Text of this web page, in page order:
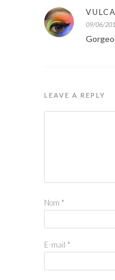
09/06/
LEAVE A REPLY
Nom *
E-mail *